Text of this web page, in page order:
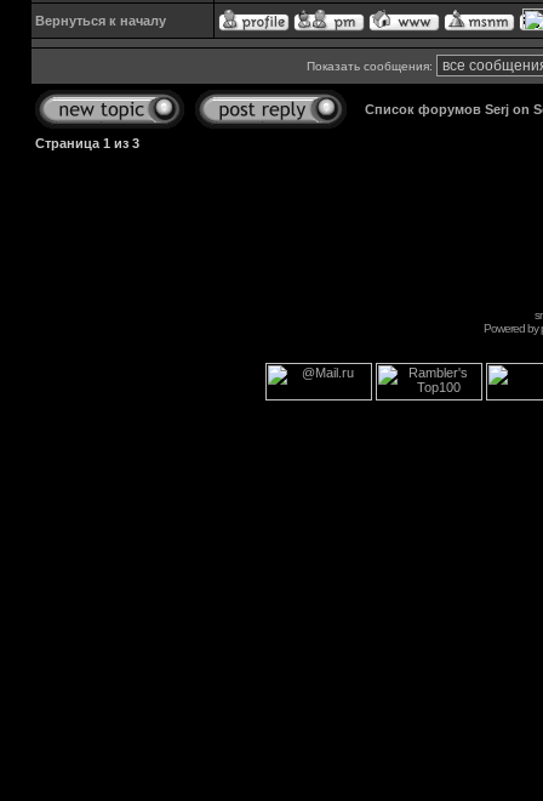
Вернуться к началу
Показать сообщения:
Список форумов Serj on
Страница 1 из 3
Powered by